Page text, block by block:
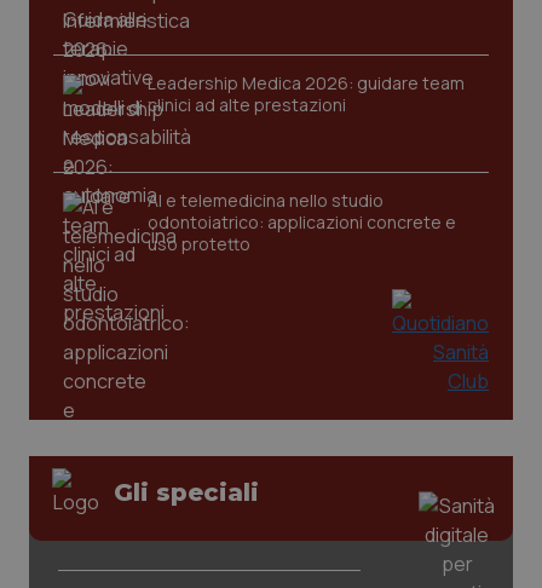
Leadership Medica 2026: guidare team
clinici ad alte prestazioni
AI e telemedicina nello studio
odontoiatrico: applicazioni concrete e
uso protetto
Gli speciali
CookieScriptConsent
CookieScript
www.quotidianosanita.it
tracking-sites-ironfish-
www.quotidianosanita.it
2